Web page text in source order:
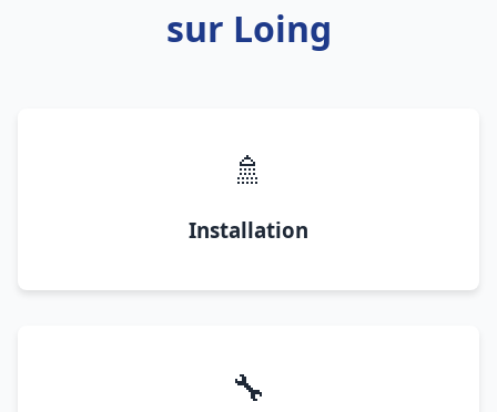
sur Loing
🚿
Installation
🔧